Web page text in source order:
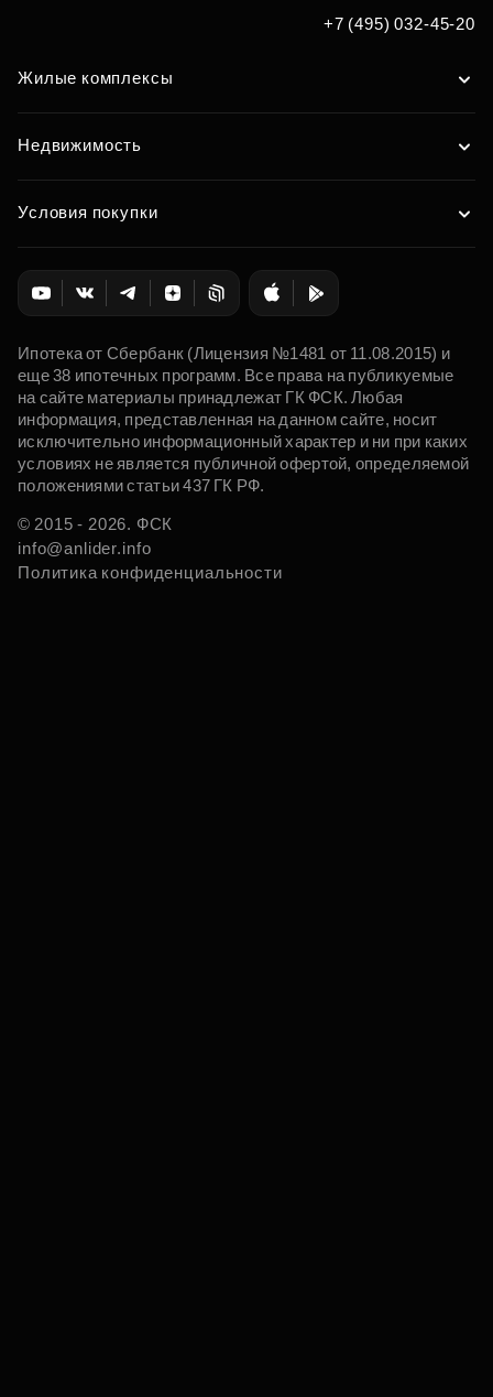
+7 (495) 032-45-20
Жилые комплексы
Недвижимость
Условия покупки
Ипотека от Сбербанк (Лицензия №1481 от 11.08.2015) и
еще 38 ипотечных программ. Все права на публикуемые
на сайте материалы принадлежат ГК ФСК. Любая
информация, представленная на данном сайте, носит
исключительно информационный характер и ни при каких
условиях не является публичной офертой, определяемой
положениями статьи 437 ГК РФ.
© 2015 - 2026. ФСК
info@anlider.info
Политика конфиденциальности